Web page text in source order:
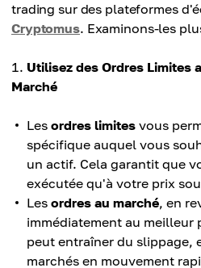
trading sur des plateformes
Cryptomus. Examinons-les
Utilisez des Ordres Limites
Marché
Les ordres limites vous
spécifique auquel vous
un actif. Cela garantit que
exécutée qu'à votre prix
Les ordres au marché, en
immédiatement au meilleur
peut entraîner du slippage,
marchés en mouvement